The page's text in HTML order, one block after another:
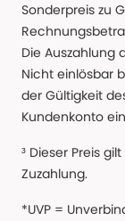
Sonderpreis zu
Die Auszahlung
Nicht einlösbar
der Gültigkeit
Kundenkonto
³ Dieser Preis
Zuzahlung.
*UVP =